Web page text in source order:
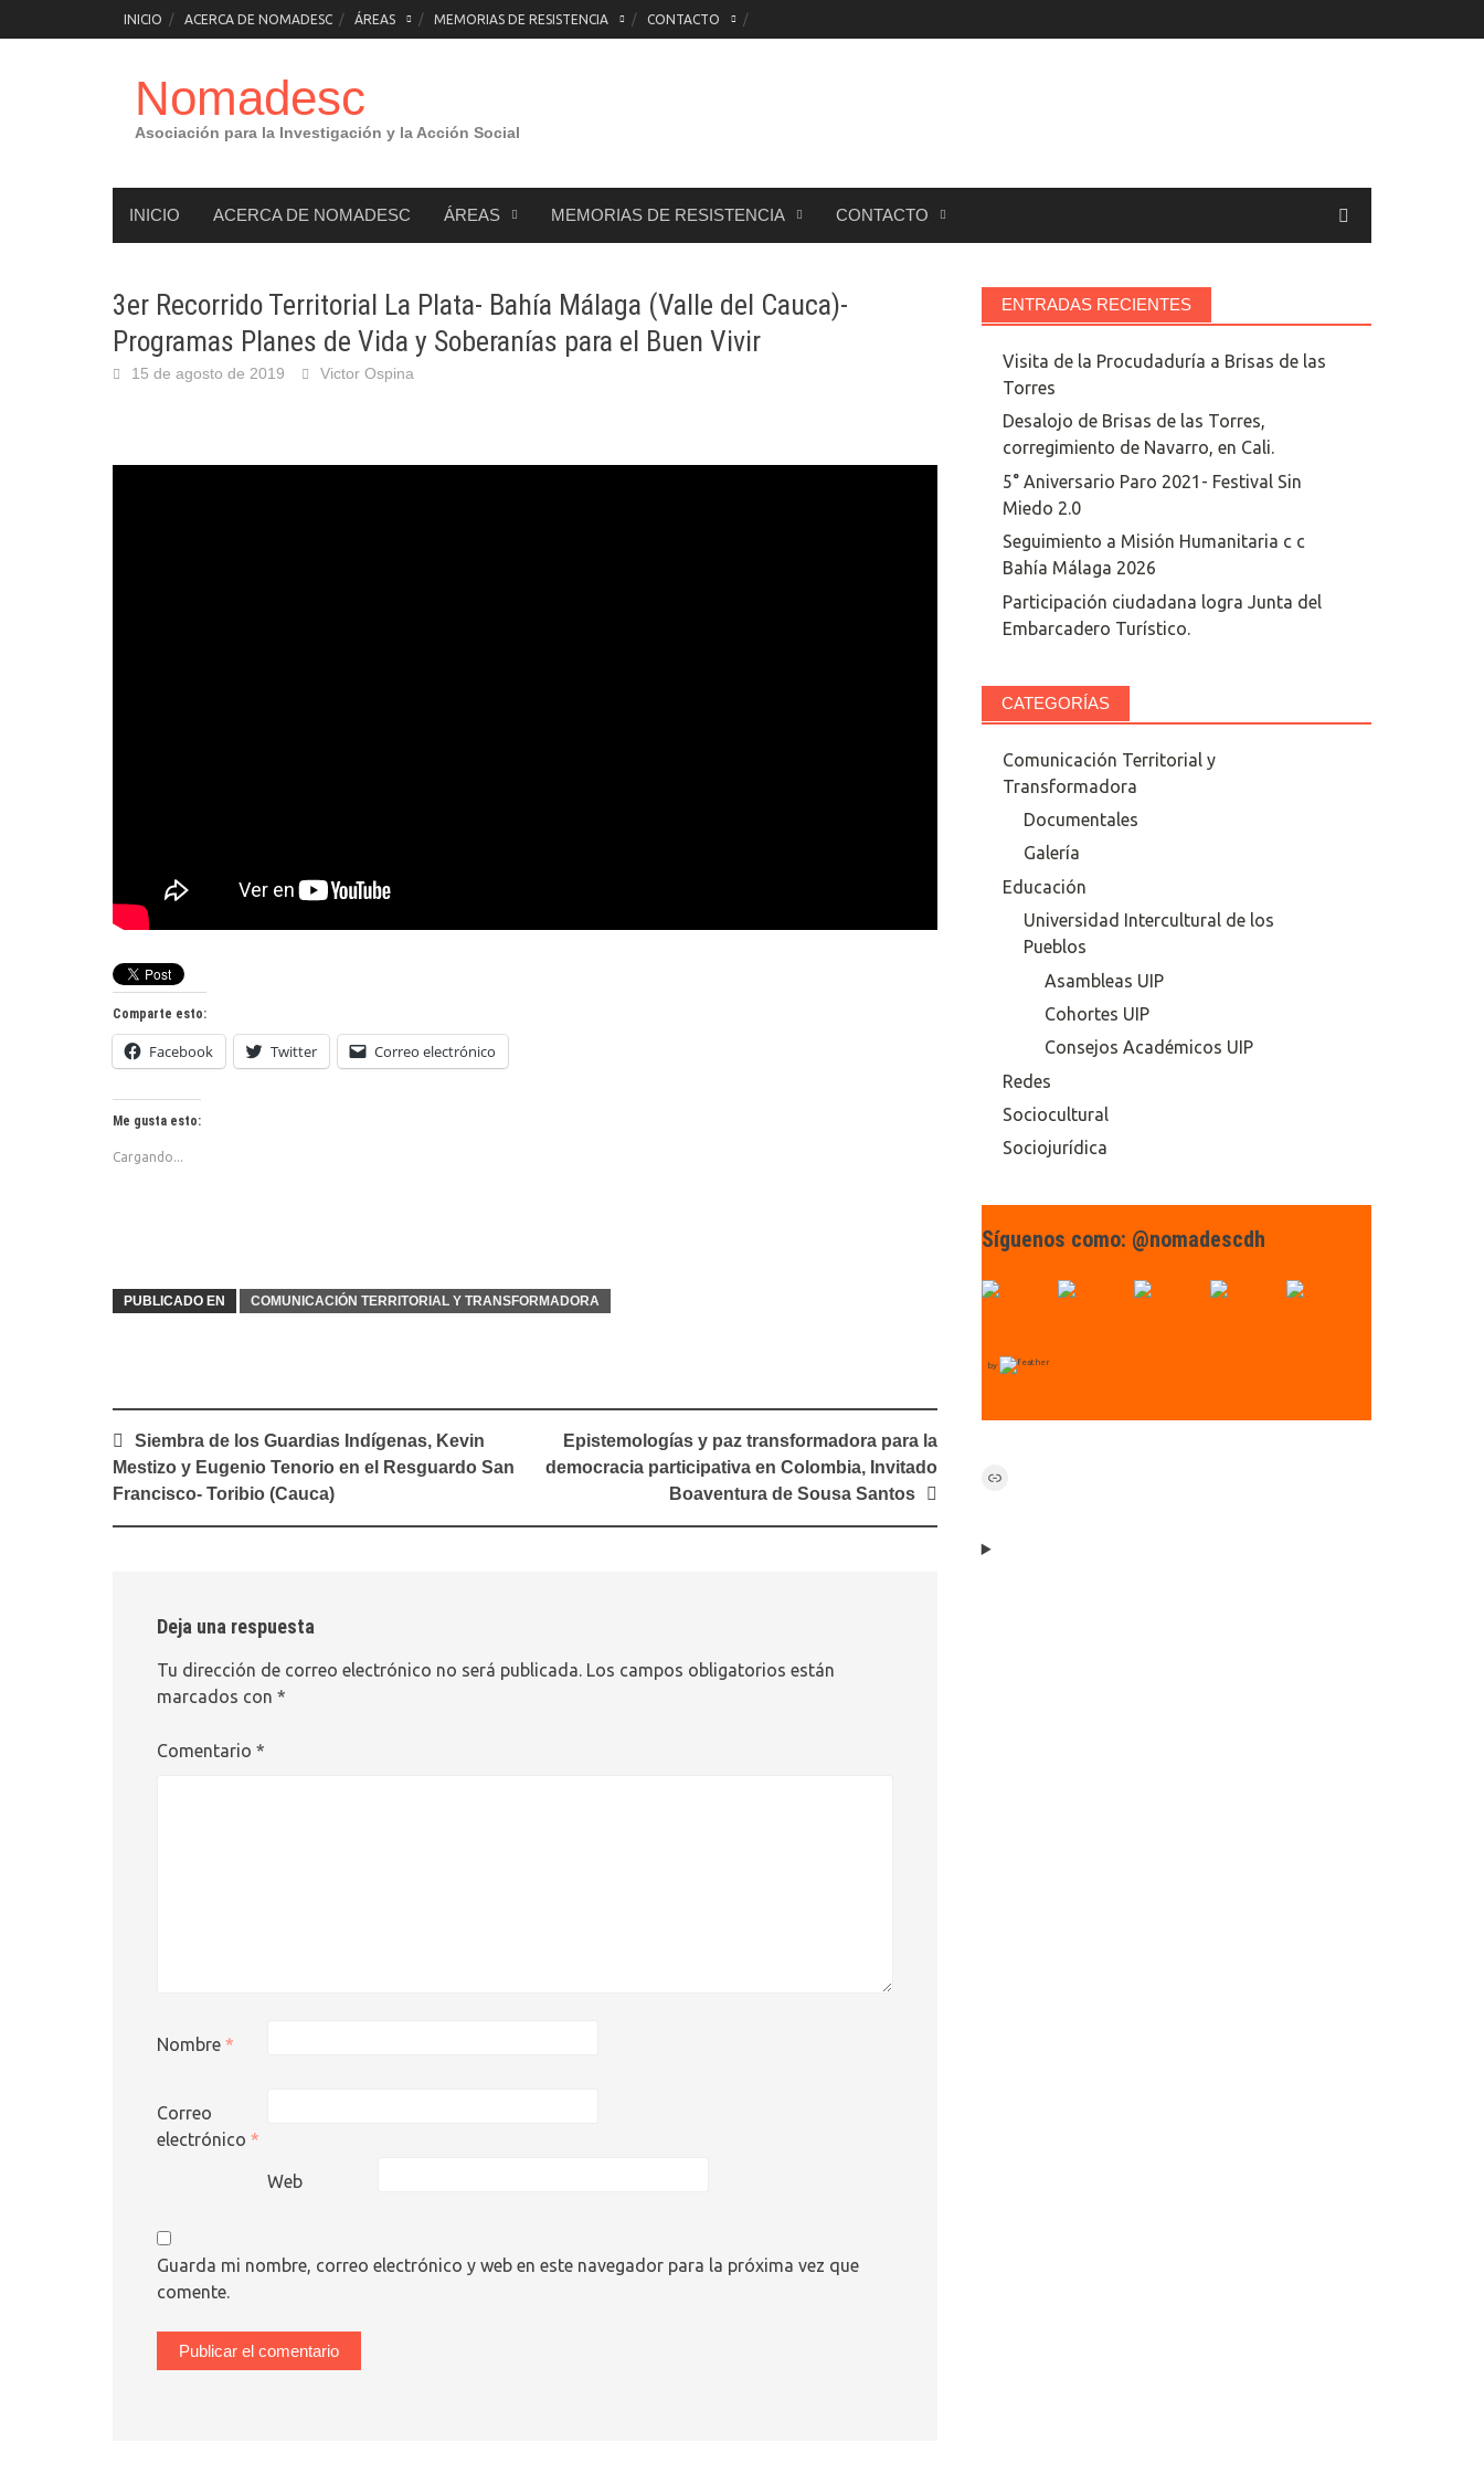
al
INICIO ACERCA DE NOMADESC ÁREAS MEMORIAS DE RESISTENCIA CONTACTO
Nomadesc
Asociación para la Investigación y la Acción Social
INICIO ACERCA DE NOMADESC ÁREAS MEMORIAS DE RESISTENCIA CONTACTO
3er Recorrido Territorial La Plata- Bahía Málaga (Valle del Cauca)-
Programas Planes de Vida y Soberanías para el Buen Vivir
15 de agosto de 2019 Victor Ospina
Comparte esto:
Facebook Twitter Correo electrónico
Me gusta esto:
Cargando...
PUBLICADO EN COMUNICACIÓN TERRITORIAL Y TRANSFORMADORA
Navegación
de
entradas
Siembra de los Guardias Indígenas, Kevin
Mestizo y Eugenio Tenorio en el Resguardo San
Francisco- Toribio (Cauca)
Epistemologías y paz transformadora para la
democracia participativa en Colombia, Invitado
Boaventura de Sousa Santos
Deja una respuesta
Tu dirección de correo electrónico no será publicada. Los campos obligatorios están
marcados con *
Comentario *
Nombre *
Correo
electrónico *
Web
Guarda mi nombre, correo electrónico y web en este navegador para la próxima vez que
comente.
ENTRADAS RECIENTES
Visita de la Procudaduría a Brisas de las
Torres
Desalojo de Brisas de las Torres,
corregimiento de Navarro, en Cali.
5° Aniversario Paro 2021- Festival Sin
Miedo 2.0
Seguimiento a Misión Humanitaria c c
Bahía Málaga 2026
Participación ciudadana logra Junta del
Embarcadero Turístico.
CATEGORÍAS
Comunicación Territorial y
Transformadora
Documentales
Galería
Educación
Universidad Intercultural de los
Pueblos
Asambleas UIP
Cohortes UIP
Consejos Académicos UIP
Redes
Sociocultural
Sociojurídica
Síguenos como: @nomadescdh
by
Link